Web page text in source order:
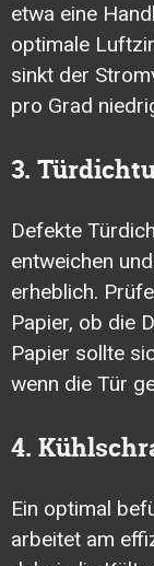
etwa eine
optimale
sinkt der
pro Grad
3.
Defekte
entweichen
erheblich.
Papier, ob die
Papier sollte
wenn die Tür
4.
Ein optimal
arbeitet am